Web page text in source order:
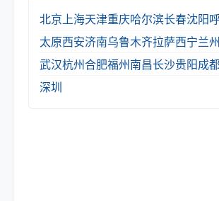
北京 上海天津重庆哈尔滨长春沈阳
太原西安济南乌鲁木齐拉萨西宁兰州
武汉杭州合肥福州南昌长沙贵阳成
深圳